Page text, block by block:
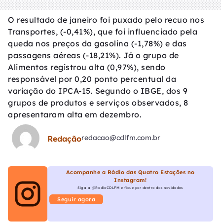
O resultado de janeiro foi puxado pelo recuo nos
Transportes, (-0,41%), que foi influenciado pela
queda nos preços da gasolina (-1,78%) e das
passagens aéreas (-18,21%). Já o grupo de
Alimentos registrou alta (0,97%), sendo
responsável por 0,20 ponto percentual da
variação do IPCA-15. Segundo o IBGE, dos 9
grupos de produtos e serviços observados, 8
apresentaram alta em dezembro.
Redaçãoredacao@cdlfm.com.br
Acompanhe a Rádio das Quatro Estações no
Instagram!
Siga a @RadioCDLFM e fique por dentro das novidades
Seguir agora